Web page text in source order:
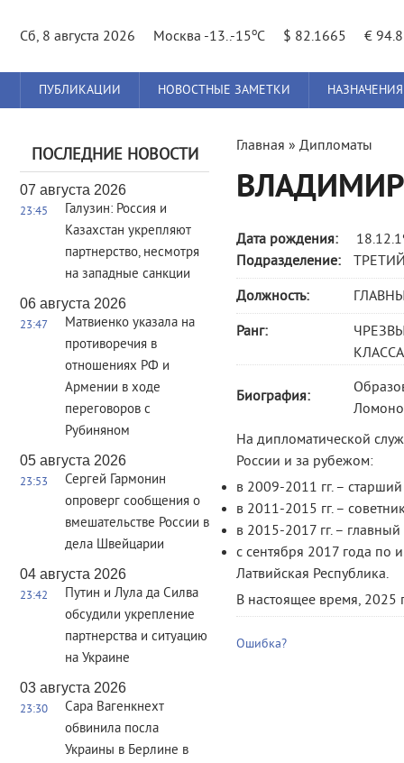
Сб, 8 августа 2026 Москва -13..-15oC $ 82.1665 €
Главное
меню
ПУБЛИКАЦИИ НОВОСТНЫЕ ЗАМЕТКИ НАЗНАЧЕНИЯ
ПОСЛЕДНИЕ НОВОСТИ
07 августа 2026
23:45
Галузин: Россия и
Казахстан укрепляют
партнерство, несмотря
на западные санкции
06 августа 2026
23:47
Матвиенко указала на
противоречия в
отношениях РФ и
Армении в ходе
переговоров с
Рубиняном
05 августа 2026
23:53
Сергей Гармонин
опроверг сообщения о
вмешательстве России в
дела Швейцарии
04 августа 2026
23:42
Путин и Лула да Силва
обсудили укрепление
партнерства и ситуацию
на Украине
03 августа 2026
23:30
Сара Вагенкнехт
обвинила посла
Украины в Берлине в
Вы
здесь
Главная » Дипломаты
Дата рождения:
Подразделение:
Должность:
Ранг:
Биография:
На дипломатической
России и за рубежом:
в 2009-2011 гг. –
в 2011-2015 гг. –
в 2015-2017 гг. –
с сентября 2017 года по
Латвийская Республика.
В настоящее время, 2025
Ошибка?